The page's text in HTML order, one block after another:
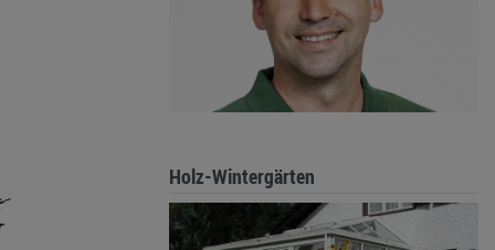
Holz-Wintergärten